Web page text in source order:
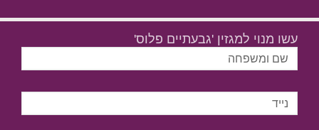
עשו מנוי למגזין 'גבעתיים פלוס'